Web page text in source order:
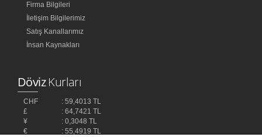
Firma Bilgileri
İletişim Bilgilerimiz
Satış Kanallarımız
İnsan Kaynakları
DövizKurları
CHF
: 59,4013 TL
£
: 64,7421 TL
¥
: 0,3048 TL
€
: 55,4919 TL